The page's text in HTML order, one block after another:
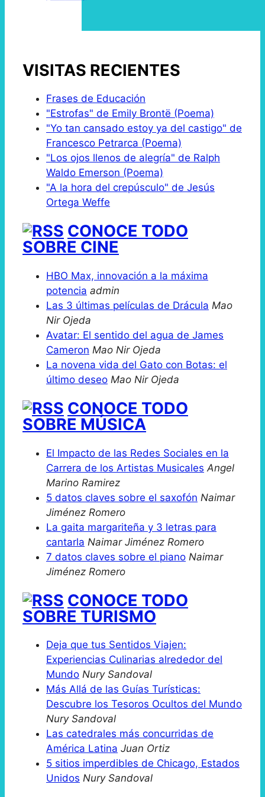
VISITAS RECIENTES
Frases de Educación
"Estrofas" de Emily Brontë (Poema)
"Yo tan cansado estoy ya del castigo" de
Francesco Petrarca (Poema)
"Los ojos llenos de alegría" de Ralph
Waldo Emerson (Poema)
"A la hora del crepúsculo" de Jesús
Ortega Weffe
CONOCE TODO
SOBRE CINE
HBO Max, innovación a la máxima
potencia admin
Las 3 últimas películas de Drácula Mao
Nir Ojeda
Avatar: El sentido del agua de James
Cameron Mao Nir Ojeda
La novena vida del Gato con Botas: el
último deseo Mao Nir Ojeda
CONOCE TODO
SOBRE MÚSICA
El Impacto de las Redes Sociales en la
Carrera de los Artistas Musicales Angel
Marino Ramirez
5 datos claves sobre el saxofón Naimar
Jiménez Romero
La gaita margariteña y 3 letras para
cantarla Naimar Jiménez Romero
7 datos claves sobre el piano Naimar
Jiménez Romero
CONOCE TODO
SOBRE TURISMO
Deja que tus Sentidos Viajen:
Experiencias Culinarias alrededor del
Mundo Nury Sandoval
Más Allá de las Guías Turísticas:
Descubre los Tesoros Ocultos del Mundo
Nury Sandoval
Las catedrales más concurridas de
América Latina Juan Ortiz
5 sitios imperdibles de Chicago, Estados
Unidos Nury Sandoval